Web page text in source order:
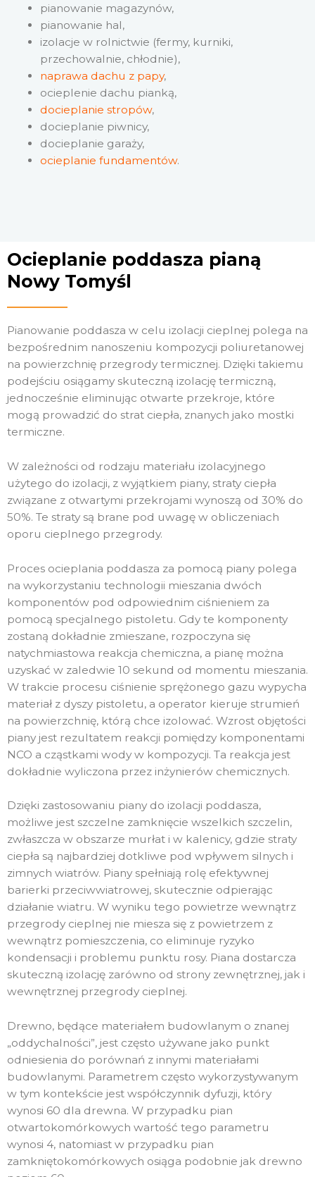
pianowanie magazynów,
pianowanie hal,
izolacje w rolnictwie (fermy, kurniki,
przechowalnie, chłodnie),
naprawa dachu z papy,
ocieplenie dachu pianką,
docieplanie stropów,
docieplanie piwnicy,
docieplanie garaży,
ocieplanie fundamentów.
Ocieplanie poddasza pianą
Nowy Tomyśl
Pianowanie poddasza w celu izolacji cieplnej polega na
bezpośrednim nanoszeniu kompozycji poliuretanowej
na powierzchnię przegrody termicznej. Dzięki takiemu
podejściu osiągamy skuteczną izolację termiczną,
jednocześnie eliminując otwarte przekroje, które
mogą prowadzić do strat ciepła, znanych jako mostki
termiczne.
W zależności od rodzaju materiału izolacyjnego
użytego do izolacji, z wyjątkiem piany, straty ciepła
związane z otwartymi przekrojami wynoszą od 30% do
50%. Te straty są brane pod uwagę w obliczeniach
oporu cieplnego przegrody.
Proces ocieplania poddasza za pomocą piany polega
na wykorzystaniu technologii mieszania dwóch
komponentów pod odpowiednim ciśnieniem za
pomocą specjalnego pistoletu. Gdy te komponenty
zostaną dokładnie zmieszane, rozpoczyna się
natychmiastowa reakcja chemiczna, a pianę można
uzyskać w zaledwie 10 sekund od momentu mieszania.
W trakcie procesu ciśnienie sprężonego gazu wypycha
materiał z dyszy pistoletu, a operator kieruje strumień
na powierzchnię, którą chce izolować. Wzrost objętości
piany jest rezultatem reakcji pomiędzy komponentami
NCO a cząstkami wody w kompozycji. Ta reakcja jest
dokładnie wyliczona przez inżynierów chemicznych.
Dzięki zastosowaniu piany do izolacji poddasza,
możliwe jest szczelne zamknięcie wszelkich szczelin,
zwłaszcza w obszarze murłat i w kalenicy, gdzie straty
ciepła są najbardziej dotkliwe pod wpływem silnych i
zimnych wiatrów. Piany spełniają rolę efektywnej
barierki przeciwwiatrowej, skutecznie odpierając
działanie wiatru. W wyniku tego powietrze wewnątrz
przegrody cieplnej nie miesza się z powietrzem z
wewnątrz pomieszczenia, co eliminuje ryzyko
kondensacji i problemu punktu rosy. Piana dostarcza
skuteczną izolację zarówno od strony zewnętrznej, jak i
wewnętrznej przegrody cieplnej.
Drewno, będące materiałem budowlanym o znanej
„oddychalności”, jest często używane jako punkt
odniesienia do porównań z innymi materiałami
budowlanymi. Parametrem często wykorzystywanym
w tym kontekście jest współczynnik dyfuzji, który
wynosi 60 dla drewna. W przypadku pian
otwartokomórkowych wartość tego parametru
wynosi 4, natomiast w przypadku pian
zamkniętokomórkowych osiąga podobnie jak drewno